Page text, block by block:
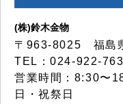
(株)鈴木金物
〒963-8025 福島
TEL：024-922-
営業時間：8:30〜
日・祝祭日